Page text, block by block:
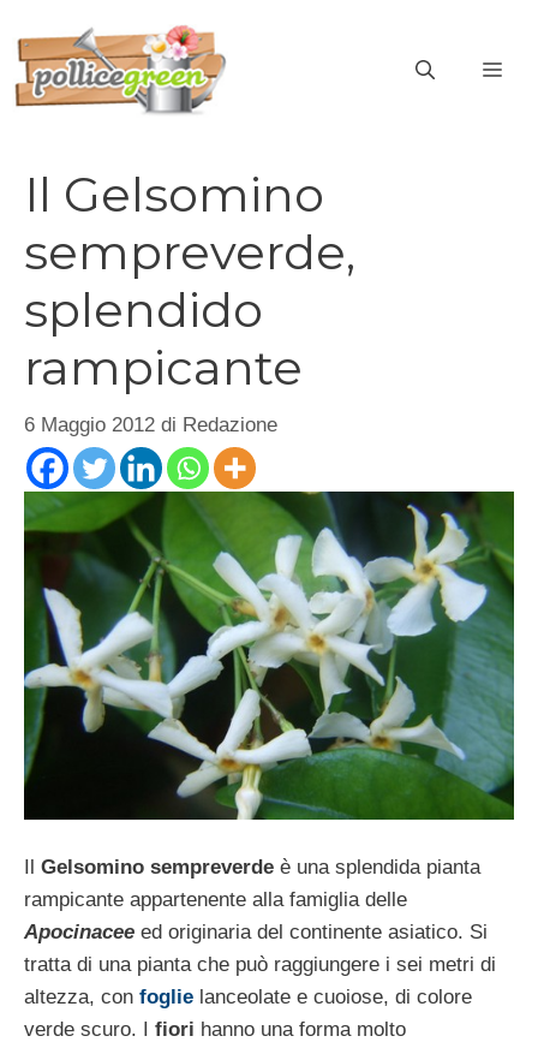
contenuto
Il Gelsomino
sempreverde,
splendido
rampicante
6 Maggio 2012 di Redazione
Il Gelsomino sempreverde è una splendida pianta
rampicante appartenente alla famiglia delle
Apocinacee ed originaria del continente asiatico. Si
tratta di una pianta che può raggiungere i sei metri di
altezza, con foglie lanceolate e cuoiose, di colore
verde scuro. I fiori hanno una forma molto